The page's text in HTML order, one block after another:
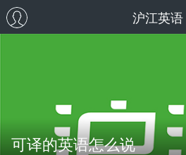
沪江英语
可译的英语怎么说